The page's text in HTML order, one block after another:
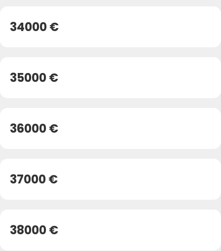
34000 €
35000 €
36000 €
37000 €
38000 €